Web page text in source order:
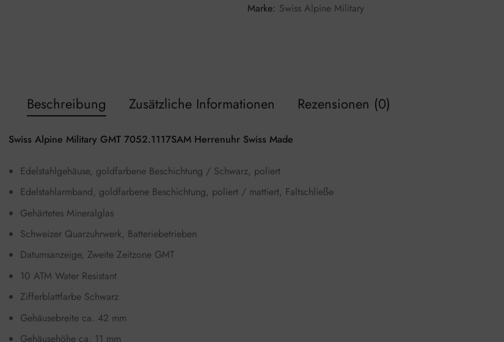
Marke: Swiss Alpine Military
Beschreibung Zusätzliche Informationen Rezensionen (0)
Swiss Alpine Military GMT 7052.1117SAM Herrenuhr Swiss Made
Edelstahlgehäuse, goldfarbene Beschichtung / Schwarz, poliert
Edelstahlarmband, goldfarbene Beschichtung, poliert / mattiert, Faltschließe
Gehärtetes Mineralglas
Schweizer Quarzuhrwerk, Batteriebetrieben
Datumsanzeige, Zweite Zeitzone GMT
10 ATM Water Resistant
Zifferblattfarbe Schwarz
Gehäusebreite ca. 42 mm
Gehäusehöhe ca. 11 mm